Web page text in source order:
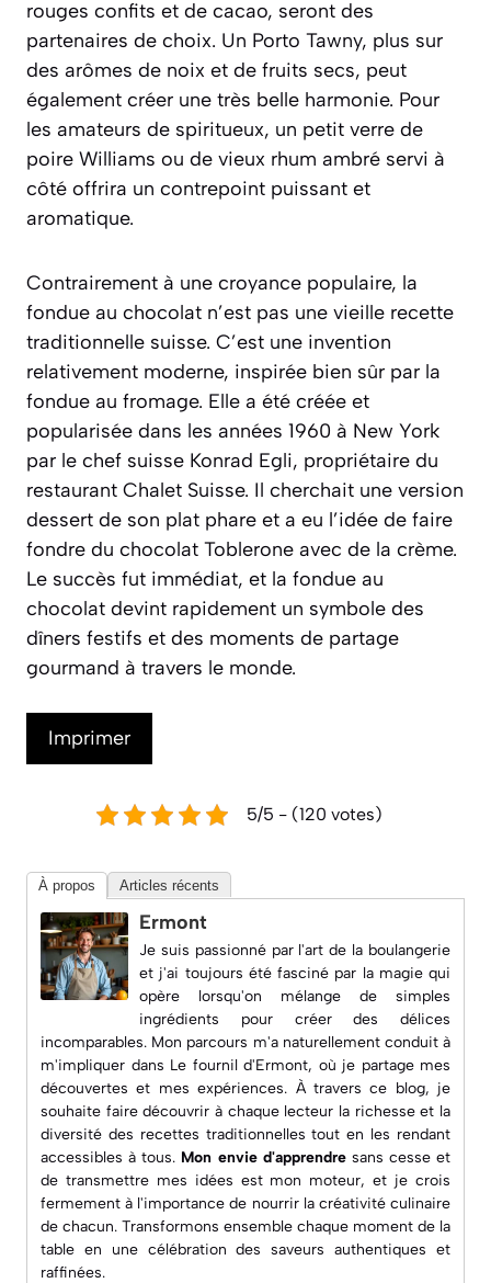
rouges confits et de cacao, seront des
partenaires de choix. Un Porto Tawny, plus sur
des arômes de noix et de fruits secs, peut
également créer une très belle harmonie. Pour
les amateurs de spiritueux, un petit verre de
poire Williams ou de vieux rhum ambré servi à
côté offrira un contrepoint puissant et
aromatique.
Contrairement à une croyance populaire, la
fondue au chocolat n’est pas une vieille recette
traditionnelle suisse. C’est une invention
relativement moderne, inspirée bien sûr par la
fondue au fromage. Elle a été créée et
popularisée dans les années 1960 à New York
par le chef suisse Konrad Egli, propriétaire du
restaurant Chalet Suisse. Il cherchait une version
dessert de son plat phare et a eu l’idée de faire
fondre du chocolat Toblerone avec de la crème.
Le succès fut immédiat, et la fondue au
chocolat devint rapidement un symbole des
dîners festifs et des moments de partage
gourmand à travers le monde.
Imprimer
5/5 - (120 votes)
À propos Articles récents
Ermont
Je suis passionné par l'art de la boulangerie
et j'ai toujours été fasciné par la magie qui
opère lorsqu'on mélange de simples
ingrédients pour créer des délices
incomparables. Mon parcours m'a naturellement conduit à
m'impliquer dans Le fournil d'Ermont, où je partage mes
découvertes et mes expériences. À travers ce blog, je
souhaite faire découvrir à chaque lecteur la richesse et la
diversité des recettes traditionnelles tout en les rendant
accessibles à tous. Mon envie d'apprendresans cesse et
de transmettre mes idées est mon moteur, et je crois
fermement à l'importance de nourrir la créativité culinaire
de chacun. Transformons ensemble chaque moment de la
table en une célébration des saveurs authentiques et
raffinées.